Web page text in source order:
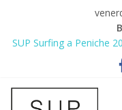
SUP Surfing a Peniche
AirSUP a Gallico: prima
Gallico Paddle Fest
del SUP
Porto Selvaggio, a